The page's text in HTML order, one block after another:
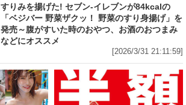
すりみを揚げた! セブン‐イレブンが84kcalの
「ベジバー 野菜ザクッ！ 野菜のすり身揚げ」を
発売～腹がすいた時のおやつ、お酒のおつまみ
などにオススメ
[2026/3/31 21:11:59]